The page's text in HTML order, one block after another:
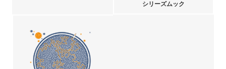
シリーズムック